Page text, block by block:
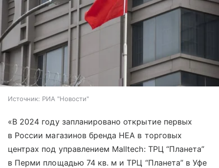
Источник: РИА "Новости"
«В 2024 году запланировано открытие первых
в России магазинов бренда HEA в торговых
центрах под управлением Malltech: ТРЦ “Планета”
в Перми площадью 74 кв. м и ТРЦ “Планета” в Уфе